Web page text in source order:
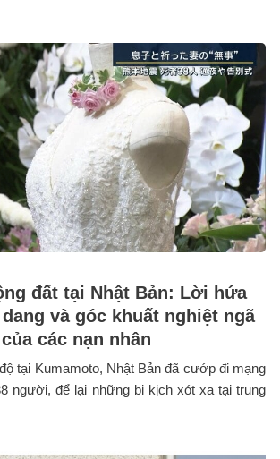
đất tại Nhật Bản: Lời hứa
và góc khuất nghiệt ngã
các nạn nhân
tại Kumamoto, Nhật Bản đã cướp đi mạng
người, để lại những bi kịch xót xa tại trung